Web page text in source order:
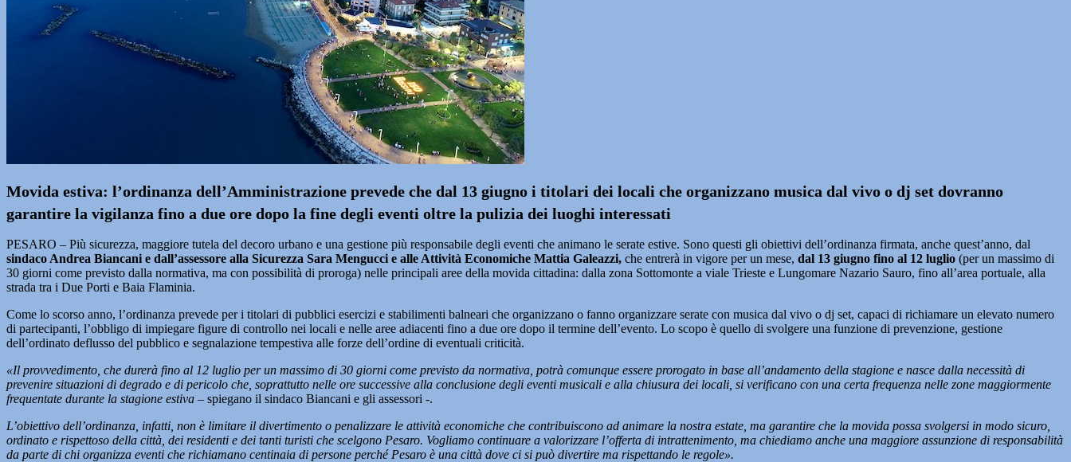
Movida estiva: l’ordinanza dell’Amministrazione prevede che dal 13 giugno i titolari dei locali che organizzano musica dal vivo o dj set dovranno
garantire la vigilanza fino a due ore dopo la fine degli eventi oltre la pulizia dei luoghi interessati
PESARO – Più sicurezza, maggiore tutela del decoro urbano e una gestione più responsabile degli eventi che animano le serate estive. Sono questi gli obiettivi dell’ordinanza firmata, anche quest’anno, dal
sindaco Andrea Biancani e dall’assessore alla Sicurezza Sara Mengucci e alle Attività Economiche Mattia Galeazzi, che entrerà in vigore per un mese, dal 13 giugno fino al 12 luglio (per un massimo di
30 giorni come previsto dalla normativa, ma con possibilità di proroga) nelle principali aree della movida cittadina: dalla zona Sottomonte a viale Trieste e Lungomare Nazario Sauro, fino all’area portuale, alla
strada tra i Due Porti e Baia Flaminia.
Come lo scorso anno, l’ordinanza prevede per i titolari di pubblici esercizi e stabilimenti balneari che organizzano o fanno organizzare serate con musica dal vivo o dj set, capaci di richiamare un elevato numero
di partecipanti, l’obbligo di impiegare figure di controllo nei locali e nelle aree adiacenti fino a due ore dopo il termine dell’evento. Lo scopo è quello di svolgere una funzione di prevenzione, gestione
dell’ordinato deflusso del pubblico e segnalazione tempestiva alle forze dell’ordine di eventuali criticità.
«Il provvedimento, che durerà fino al 12 luglio per un massimo di 30 giorni come previsto da normativa, potrà comunque essere prorogato in base all’andamento della stagione e nasce dalla necessità di
prevenire situazioni di degrado e di pericolo che, soprattutto nelle ore successive alla conclusione degli eventi musicali e alla chiusura dei locali, si verificano con una certa frequenza nelle zone maggiormente
frequentate durante la stagione estiva – spiegano il sindaco Biancani e gli assessori -.
L’obiettivo dell’ordinanza, infatti, non è limitare il divertimento o penalizzare le attività economiche che contribuiscono ad animare la nostra estate, ma garantire che la movida possa svolgersi in modo sicuro,
ordinato e rispettoso della città, dei residenti e dei tanti turisti che scelgono Pesaro. Vogliamo continuare a valorizzare l’offerta di intrattenimento, ma chiediamo anche una maggiore assunzione di responsabilità
da parte di chi organizza eventi che richiamano centinaia di persone perché Pesaro è una città dove ci si può divertire ma rispettando le regole».